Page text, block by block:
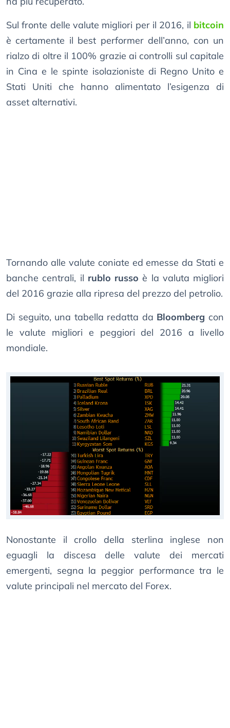
Sul fronte delle valute migliori per il 2016, il bitcoin
è certamente il best performer dell’anno, con un
rialzo di oltre il 100% grazie ai controlli sul capitale
in Cina e le spinte isolazioniste di Regno Unito e
Stati Uniti che hanno alimentato l’esigenza di
asset alternativi.
Tornando alle valute coniate ed emesse da Stati e
banche centrali, il rublo russo è la valuta migliori
del 2016 grazie alla ripresa del prezzo del petrolio.
Di seguito, una tabella redatta da Bloomberg con
le valute migliori e peggiori del 2016 a livello
mondiale.
Nonostante il crollo della sterlina inglese non
eguagli la discesa delle valute dei mercati
emergenti, segna la peggior performance tra le
valute principali nel mercato del Forex.